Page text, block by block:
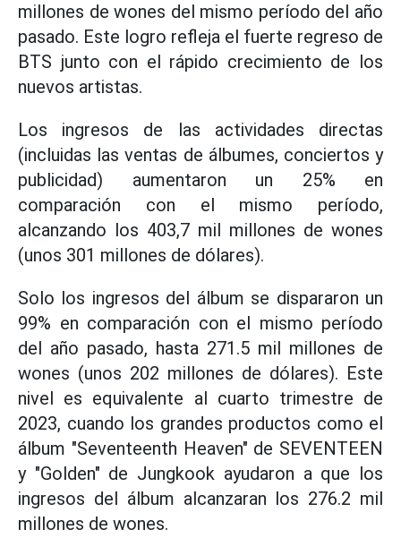
millones de wones del mismo período del año
pasado. Este logro refleja el fuerte regreso de
BTS junto con el rápido crecimiento de los
nuevos artistas.
Los ingresos de las actividades directas
(incluidas las ventas de álbumes, conciertos y
publicidad) aumentaron un 25% en
comparación con el mismo período,
alcanzando los 403,7 mil millones de wones
(unos 301 millones de dólares).
Solo los ingresos del álbum se dispararon un
99% en comparación con el mismo período
del año pasado, hasta 271.5 mil millones de
wones (unos 202 millones de dólares). Este
nivel es equivalente al cuarto trimestre de
2023, cuando los grandes productos como el
álbum "Seventeenth Heaven" de SEVENTEEN
y "Golden" de Jungkook ayudaron a que los
ingresos del álbum alcanzaran los 276.2 mil
millones de wones.